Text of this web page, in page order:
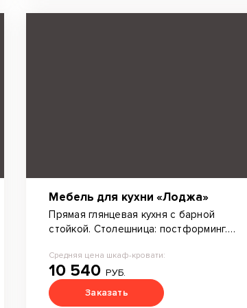
Мебель для кухни «Лоджа»
Прямая глянцевая кухня с барной
стойкой. Столешница: постформинг.
Средняя цена шкаф-кровати:
10 540 РУБ.
Заказать